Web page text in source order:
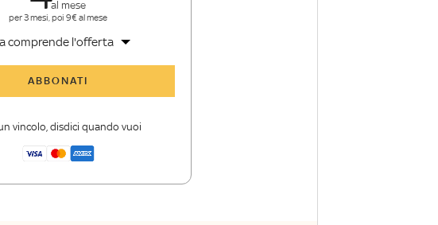
al mese
per 3 mesi, poi 9€ al mese
comprende l'offerta
ABBONATI
vincolo, disdici quando vuoi